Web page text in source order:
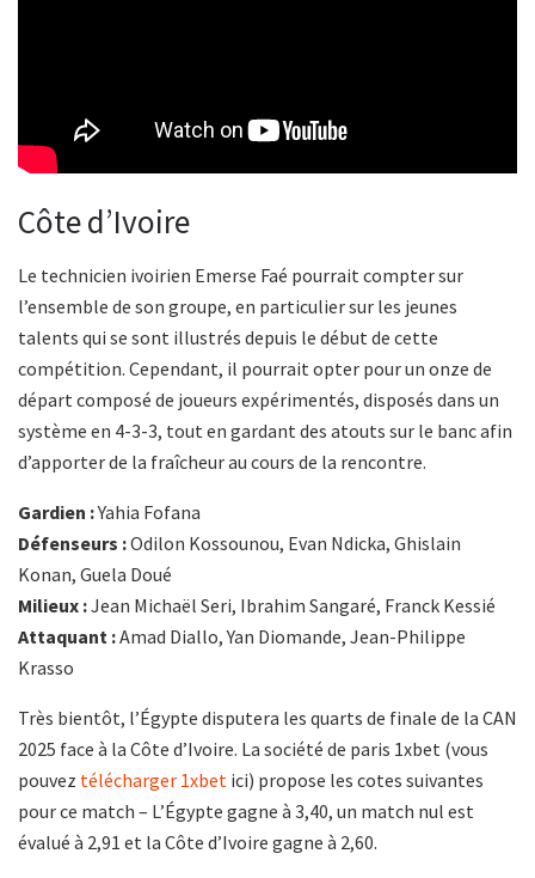
Côte d’Ivoire
Le technicien ivoirien Emerse Faé pourrait compter sur
l’ensemble de son groupe, en particulier sur les jeunes
talents qui se sont illustrés depuis le début de cette
compétition. Cependant, il pourrait opter pour un onze de
départ composé de joueurs expérimentés, disposés dans un
système en 4-3-3, tout en gardant des atouts sur le banc afin
d’apporter de la fraîcheur au cours de la rencontre.
Gardien :Yahia Fofana
Défenseurs :Odilon Kossounou, Evan Ndicka, Ghislain
Konan, Guela Doué
Milieux :Jean Michaël Seri, Ibrahim Sangaré, Franck Kessié
Attaquant :Amad Diallo, Yan Diomande, Jean-Philippe
Krasso
Très bientôt, l’Égypte disputera les quarts de finale de la CAN
2025 face à la Côte d’Ivoire. La société de paris 1xbet (vous
pouvez télécharger 1xbet ici) propose les cotes suivantes
pour ce match – L’Égypte gagne à 3,40, un match nul est
évalué à 2,91 et la Côte d’Ivoire gagne à 2,60.